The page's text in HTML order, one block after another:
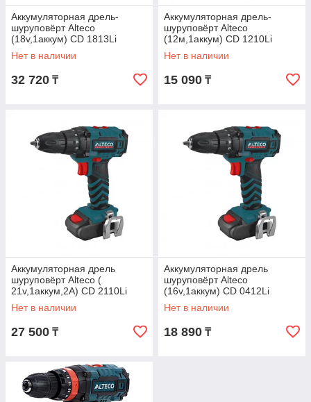
Аккумуляторная дрель-
шуруповёрт Alteco
(18v,1аккум) CD 1813Li
Нет в наличии
32 720 ₸
Аккумуляторная дрель-
шуруповёрт Alteco
(12м,1аккум) CD 1210Li
Нет в наличии
15 090 ₸
Аккумуляторная дрель
шуруповёрт Alteco (
21v,1аккум,2А) CD 2110Li
(0413)
Нет в наличии
27 500 ₸
Аккумуляторная дрель
шуруповёрт Alteco
(16v,1аккум) CD 0412Li
Нет в наличии
18 890 ₸